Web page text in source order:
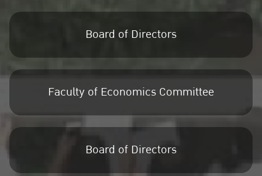
Board of Directors
Faculty of Economics Committee
Board of Directors